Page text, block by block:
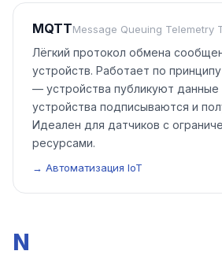
MQTTMessage Queuing Telemetry
Лёгкий протокол обмена
устройств. Работает по
— устройства публикуют данные
устройства подписываются и
Идеален для датчиков с
ресурсами.
→ Автоматизация IoT
N